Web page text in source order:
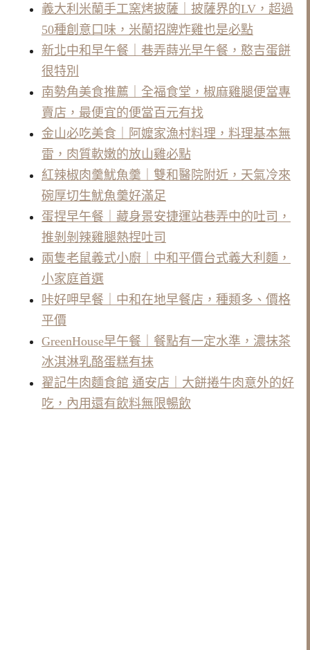
義大利米蘭手工窯烤披薩｜披薩界的LV，超過
50種創意口味，米蘭招牌炸雞也是必點
新北中和早午餐｜巷弄蒔光早午餐，憨吉蛋餅
很特別
南勢角美食推薦｜全福食堂，椒麻雞腿便當專
賣店，最便宜的便當百元有找
金山必吃美食｜阿嬤家漁村料理，料理基本無
雷，肉質軟嫩的放山雞必點
紅辣椒肉羹魷魚羹｜雙和醫院附近，天氣冷來
碗厚切生魷魚羹好滿足
蛋捏早午餐｜藏身景安捷運站巷弄中的吐司，
推剝剝辣雞腿熱捏吐司
兩隻老鼠義式小廚｜中和平價台式義大利麵，
小家庭首選
咔好呷早餐｜中和在地早餐店，種類多、價格
平價
GreenHouse早午餐｜餐點有一定水準，濃抹茶
冰淇淋乳酪蛋糕有抹
翟記牛肉麵食館 通安店｜大餅捲牛肉意外的好
吃，內用還有飲料無限暢飲